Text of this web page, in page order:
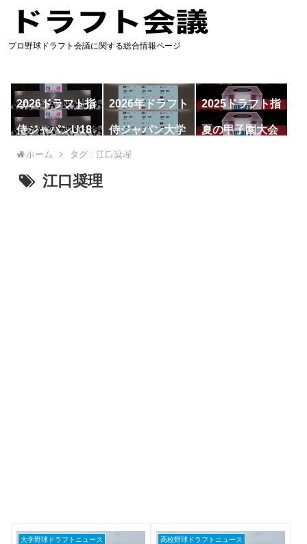
プロ野球ドラフト会議に関する総合情報ページ
2026ドラフト指
名予想
2026年ドラフト
候補
2025ドラフト指
名一覧
侍ジャパンU18
代表
侍ジャパン大学
代表
夏の甲子園大会
ホーム タグ : 江口奨理
江口奨理
大学野球ドラフトニュース 高校野球ドラフトニュース